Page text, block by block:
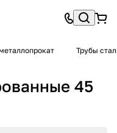
Трубы
45